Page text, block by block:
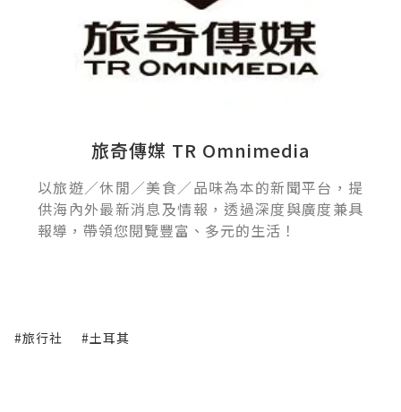
旅奇傳媒 TR Omnimedia
以旅遊／休閒／美食／品味為本的新聞平台，提
供海內外最新消息及情報，透過深度與廣度兼具
報導，帶領您閱覽豐富、多元的生活！
#旅行社 #土耳其